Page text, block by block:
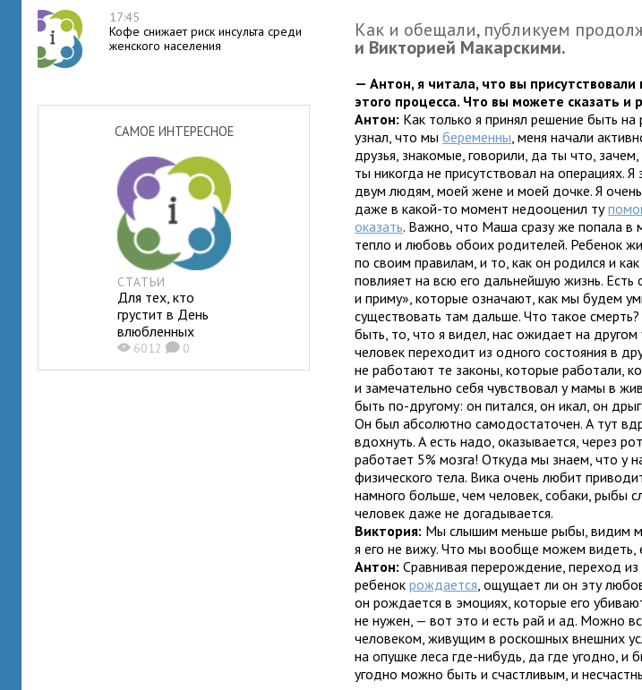
17:45
Кофе снижает риск инсульта среди
женского населения
САМОЕ ИНТЕРЕСНОЕ
СТАТЬИ
Для тех, кто
грустит в День
влюбленных
X6012 K0
Как и обещали, публикуем
и Викторией Макарскими.
— Антон, я читала, что вы
этого процесса. Что вы можете сказать и
Антон: Как только я принял решение быть
узнал, что мыбеременны, меня начали
друзья, знакомые, говорили, да ты что,
ты никогда не присутствовал на
двум людям, моей жене и моей дочке. Я
даже в какой-то момент недооценил ту
оказать. Важно, что Маша сразу же попала в
тепло и любовь обоих родителей. Ребенок
по своим правилам, и то, как он родился и
повлияет на всю его дальнейшую жизнь.
и приму», которые означают, как мы будем
существовать там дальше. Что такое
быть, то, что я видел, нас ожидает на другом
человек переходит из одного состояния в
не работают те законы, которые работали,
и замечательно себя чувствовал у мамы в
быть по-другому: он питался, он икал, он
Он был абсолютно самодостаточен. А тут
вдохнуть. А есть надо, оказывается, через
работает 5% мозга! Откуда мы знаем, что у
физического тела. Вика очень любит
намного больше, чем человек, собаки, рыбы
человек даже не догадывается.
Виктория: Мы слышим меньше рыбы, видим
я его не вижу. Что мы вообще можем видеть,
Антон:Сравнивая перерождение, переход из
ребенокрождается, ощущает ли он эту
он рождается в эмоциях, которые его
не нужен, — вот это и есть рай и ад. Можно
человеком, живущим в роскошных внешних
на опушке леса где-нибудь, да где угодно, и
угодно можно быть и счастливым, и